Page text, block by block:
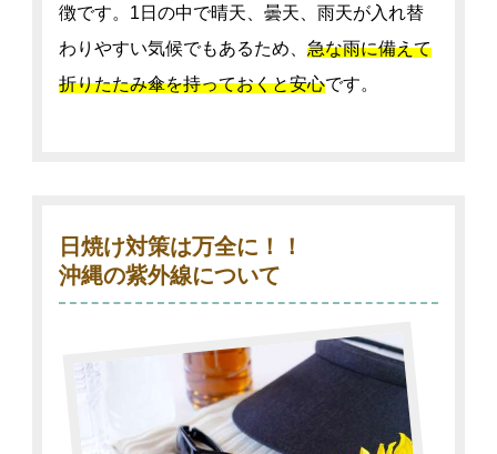
徴です。1日の中で晴天、曇天、雨天が入れ替
わりやすい気候でもあるため、 急な雨に備えて
折りたたみ傘を持っておくと安心です。
日焼け対策は万全に！！
沖縄の紫外線について